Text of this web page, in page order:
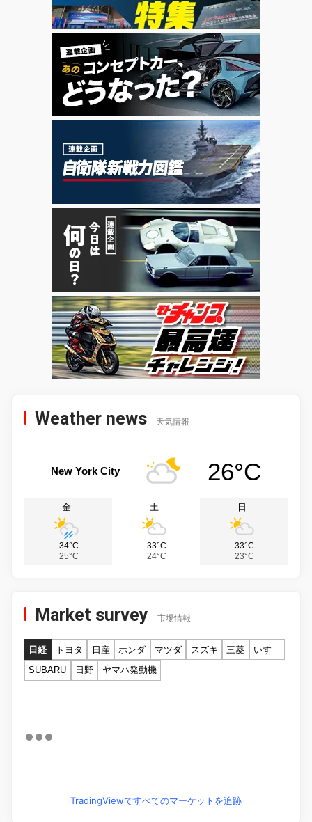
Weather news 天気情報
New York City 26°C
金
34°C
25°C
土
33°C
24°C
日
33°C
23°C
Market survey 市場情報
日経 トヨタ 日産 ホンダ マツダ スズキ 三菱
いすゞ
SUBARU
日野 ヤマハ発動機
TradingViewですべてのマーケットを追跡